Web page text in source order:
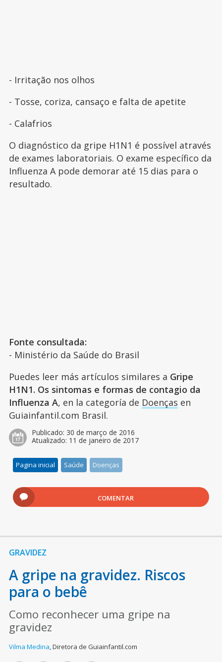
- Irritação nos olhos
- Tosse, coriza, cansaço e falta de apetite
- Calafrios
O diagnóstico da gripe H1N1 é possível através
de exames laboratoriais. O exame específico da
Influenza A pode demorar até 15 dias para o
resultado.
Fonte consultada:
- Ministério da Saúde do Brasil
Puedes leer más artículos similares a Gripe
H1N1. Os sintomas e formas de contagio da
Influenza A, en la categoría de Doenças en
Guiainfantil.com Brasil.
Publicado: 30 de março de 2016
Atualizado: 11 de janeiro de 2017
Pagina inicial Saúde Doenças
COMENTAR
GRAVIDEZ
A gripe na gravidez. Riscos
para o bebê
Como reconhecer uma gripe na
gravidez
Vilma Medina,Diretora de Guiainfantil.com